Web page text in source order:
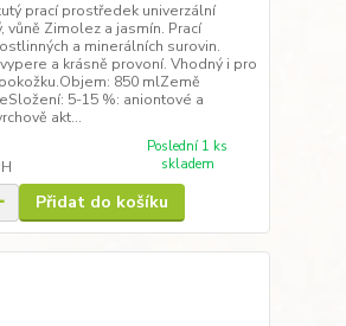
prací prostředek univerzální
vůně Zimolez a jasmín. Prací
a minerálních surovin.
a krásně provoní. Vhodný i pro
850 mlZemě
5-15 %: aniontové a
akt...
Poslední 1 ks
skladem
Přidat do košíku